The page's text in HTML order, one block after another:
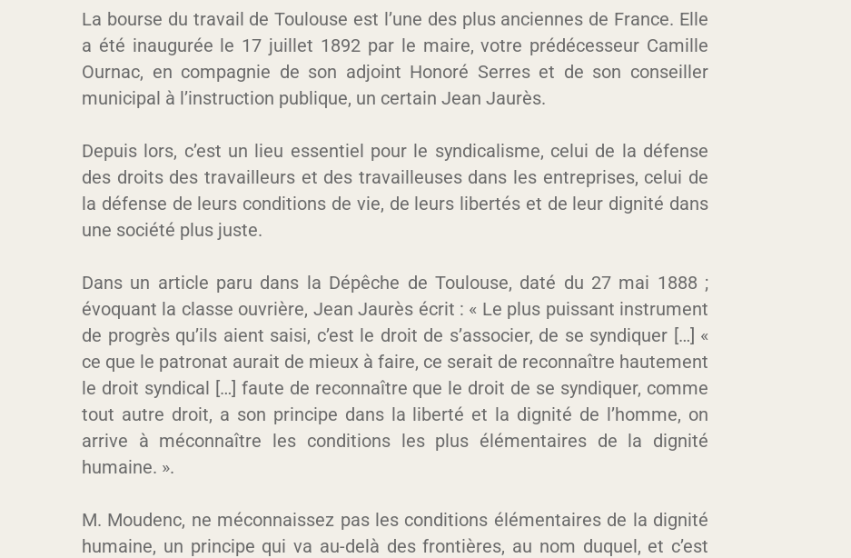
La bourse du travail de Toulouse est l’une des plus anciennes de France. Elle
a été inaugurée le 17 juillet 1892 par le maire, votre prédécesseur Camille
Ournac, en compagnie de son adjoint Honoré Serres et de son conseiller
municipal à l’instruction publique, un certain Jean Jaurès.
Depuis lors, c’est un lieu essentiel pour le syndicalisme, celui de la défense
des droits des travailleurs et des travailleuses dans les entreprises, celui de
la défense de leurs conditions de vie, de leurs libertés et de leur dignité dans
une société plus juste.
Dans un article paru dans la Dépêche de Toulouse, daté du 27 mai 1888 ;
évoquant la classe ouvrière, Jean Jaurès écrit : « Le plus puissant instrument
de progrès qu’ils aient saisi, c’est le droit de s’associer, de se syndiquer […] «
ce que le patronat aurait de mieux à faire, ce serait de reconnaître hautement
le droit syndical […] faute de reconnaître que le droit de se syndiquer, comme
tout autre droit, a son principe dans la liberté et la dignité de l’homme, on
arrive à méconnaître les conditions les plus élémentaires de la dignité
humaine. ».
M. Moudenc, ne méconnaissez pas les conditions élémentaires de la dignité
humaine, un principe qui va au-delà des frontières, au nom duquel, et c’est